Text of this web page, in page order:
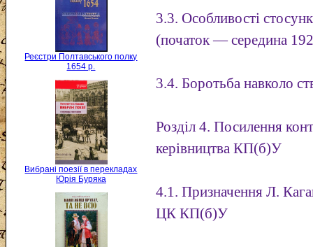
Реєстри Полтавського полку
1654 р.
Вибрані поезії в перекладах
Юрія Буряка
3.3. Особливості
(початок — середина
3.4. Боротьба навколо
Розділ 4. Посилення
керівництва КП(б)У
4.1. Призначення Л.
ЦК КП(б)У